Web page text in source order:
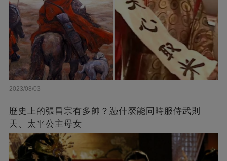
2023/08/03
歷史上的張昌宗有多帥？憑什麼能同時服侍武則
天、太平公主母女